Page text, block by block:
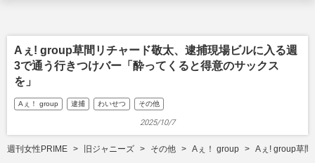
Aぇ! group草間リチャード敬太、逮捕現場ビルに入る週
3で通う行きつけバー「酔ってくると得意のサックス
を」
Aぇ！ group 逮捕 わいせつ その他
2025/10/7
週刊女性PRIME 旧ジャニーズ その他 Aぇ！ group Aぇ! group草